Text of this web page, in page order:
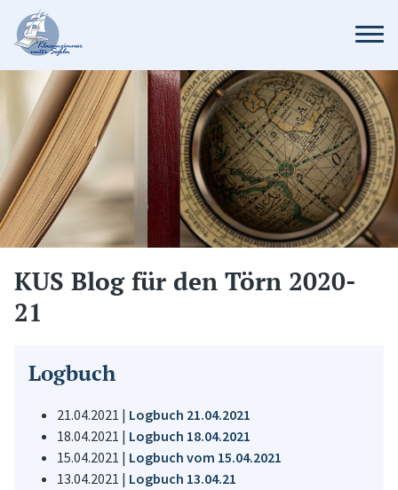
KUS Blog für den Törn 2020-
21
Logbuch
21.04.2021 | Logbuch 21.04.2021
18.04.2021 | Logbuch 18.04.2021
15.04.2021 | Logbuch vom 15.04.2021
13.04.2021 | Logbuch 13.04.21